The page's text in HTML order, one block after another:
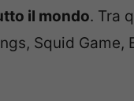
il mondo. Tra
Squid Game,